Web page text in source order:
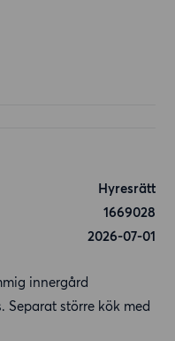
Hyresrätt
1669028
2026-07-01
innergård
Separat större kök med